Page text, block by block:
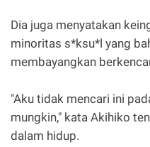
Dia juga menyatakan
minoritas s*ksu*l yang
membayangkan
"Aku tidak mencari ini
mungkin," kata Akihiko
dalam hidup.